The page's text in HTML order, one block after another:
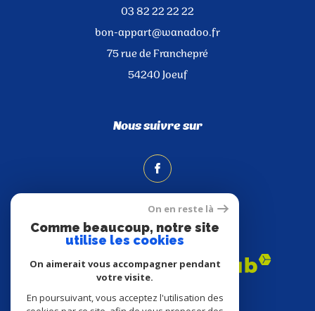
03 82 22 22 22
bon-appart@wanadoo.fr
75 rue de Franchepré
54240 Joeuf
Nous suivre sur
Adhérents
On en reste là
Comme beaucoup, notre site
utilise les cookies
On aimerait vous accompagner pendant
votre visite.
En poursuivant, vous acceptez l'utilisation des